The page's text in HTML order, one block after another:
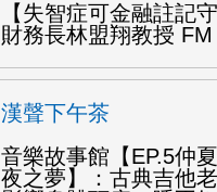
【失智症可金融註記
財務長林盟翔教授 FM
漢聲下午茶
音樂故事館【EP.5仲
夜之夢】：古典吉他